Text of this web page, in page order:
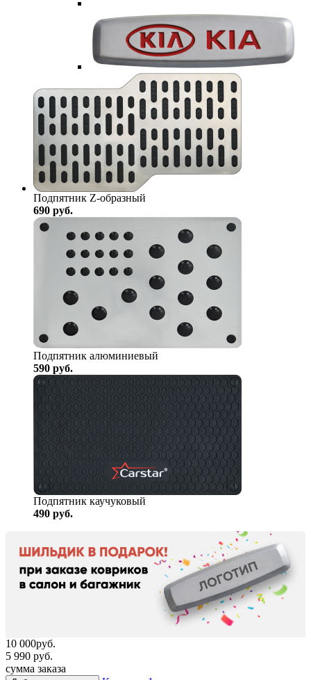
Подпятник Z-образный
690 руб.
Подпятник алюминиевый
590 руб.
Подпятник каучуковый
490 руб.
10 000руб.
5 990 руб.
сумма заказа